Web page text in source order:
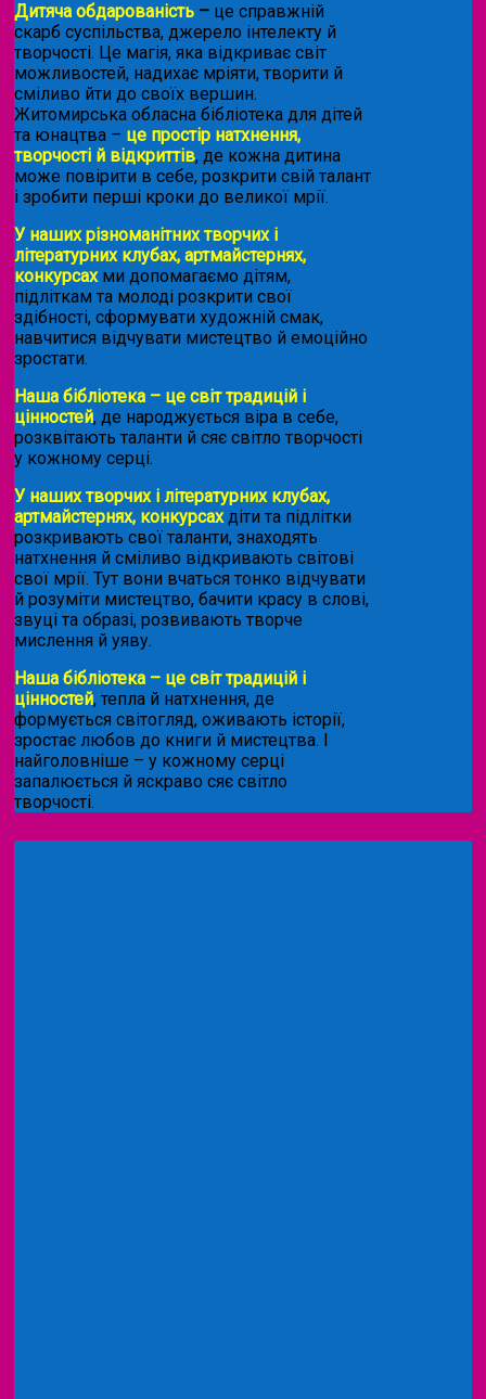
Дитяча обдарованість – це справжній
скарб суспільства, джерело інтелекту й
творчості. Це магія, яка відкриває світ
можливостей, надихає мріяти, творити й
сміливо йти до своїх вершин.
Житомирська обласна бібліотека для дітей
та юнацтва – це простір натхнення,
творчості й відкриттів, де кожна дитина
може повірити в себе, розкрити свій талант
і зробити перші кроки до великої мрії.
У наших різноманітних творчих і
літературних клубах, артмайстернях,
конкурсахми допомагаємо дітям,
підліткам та молоді розкрити свої
здібності, сформувати художній смак,
навчитися відчувати мистецтво й емоційно
зростати.
Наша бібліотека – це світ традицій і
цінностей, де народжується віра в себе,
розквітають таланти й сяє світло творчості
у кожному серці.
У наших творчих і літературних клубах,
артмайстернях, конкурсахдіти та підлітки
розкривають свої таланти, знаходять
натхнення й сміливо відкривають світові
свої мрії. Тут вони вчаться тонко відчувати
й розуміти мистецтво, бачити красу в слові,
звуці та образі, розвивають творче
мислення й уяву.
Наша бібліотека – це світ традицій і
цінностей, тепла й натхнення, де
формується світогляд, оживають історії,
зростає любов до книги й мистецтва. І
найголовніше – у кожному серці
запалюється й яскраво сяє світло
творчості.